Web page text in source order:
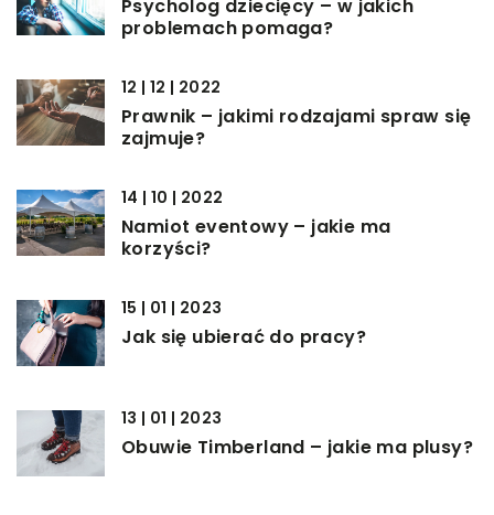
Psycholog dziecięcy – w jakich
problemach pomaga?
12 | 12 | 2022
Prawnik – jakimi rodzajami spraw się
zajmuje?
14 | 10 | 2022
Namiot eventowy – jakie ma
korzyści?
15 | 01 | 2023
Jak się ubierać do pracy?
13 | 01 | 2023
Obuwie Timberland – jakie ma plusy?